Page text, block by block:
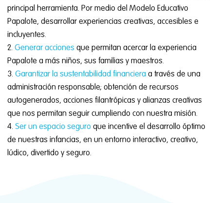
principal herramienta. Por medio del Modelo Educativo
Papalote, desarrollar experiencias creativas, accesibles e
incluyentes.
Generar acciones que permitan acercar la experiencia
Papalote a más niños, sus familias y maestros.
Garantizar la sustentabilidad financiera a través de una
administración responsable; obtención de recursos
autogenerados, acciones filantrópicas y alianzas creativas
que nos permitan seguir cumpliendo con nuestra misión.
Ser un espacio seguro que incentive el desarrollo óptimo
de nuestras infancias, en un entorno interactivo, creativo,
lúdico, divertido y seguro.